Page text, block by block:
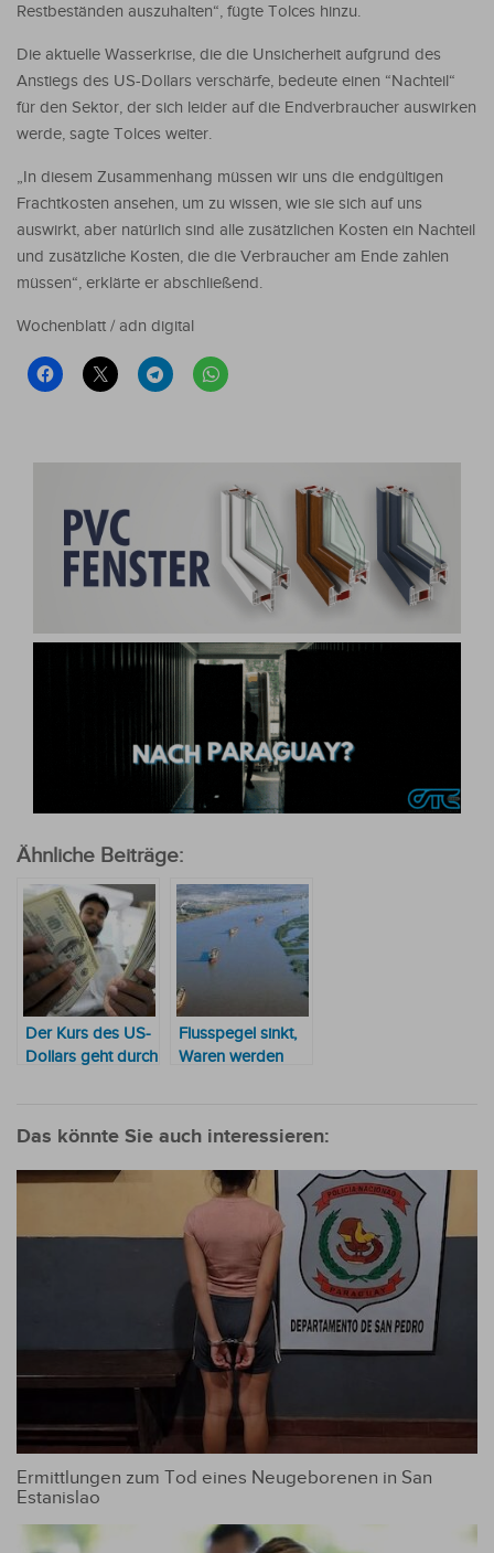
Restbeständen auszuhalten“, fügte Tolces hinzu.
Die aktuelle Wasserkrise, die die Unsicherheit aufgrund des
Anstiegs des US-Dollars verschärfe, bedeute einen “Nachteil“
für den Sektor, der sich leider auf die Endverbraucher auswirken
werde, sagte Tolces weiter.
„In diesem Zusammenhang müssen wir uns die endgültigen
Frachtkosten ansehen, um zu wissen, wie sie sich auf uns
auswirkt, aber natürlich sind alle zusätzlichen Kosten ein Nachteil
und zusätzliche Kosten, die die Verbraucher am Ende zahlen
müssen“, erklärte er abschließend.
Wochenblatt / adn digital
Ähnliche Beiträge:
Der Kurs des US-
Dollars geht durch
Flusspegel sinkt,
Waren werden
Waren dann
Das könnte Sie auch interessieren:
Ermittlungen zum Tod eines Neugeborenen in San
Estanislao